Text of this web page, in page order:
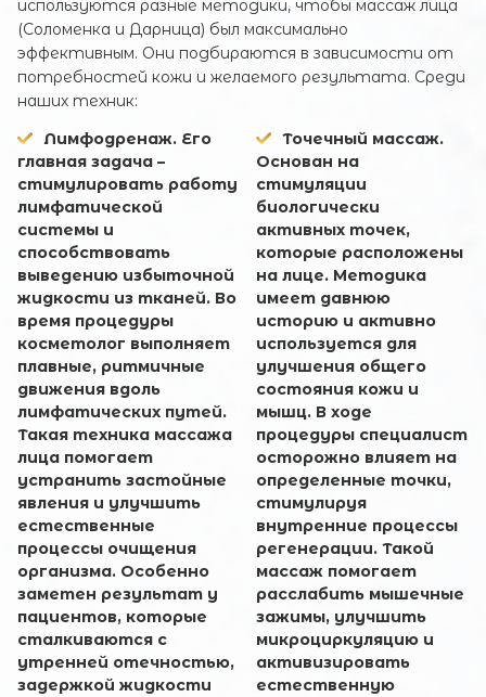
используются разные методики, чтобы массаж лица
(Соломенка и Дарница) был максимально
эффективным. Они подбираются в зависимости от
потребностей кожи и желаемого результата. Среди
наших техник:
Лимфодренаж. Его
главная задача –
стимулировать работу
лимфатической
системы и
способствовать
выведению избыточной
жидкости из тканей. Во
время процедуры
косметолог выполняет
плавные, ритмичные
движения вдоль
лимфатических путей.
Такая техника массажа
лица помогает
устранить застойные
явления и улучшить
естественные
процессы очищения
организма. Особенно
заметен результат у
пациентов, которые
сталкиваются с
утренней отечностью,
задержкой жидкости
Точечный массаж.
Основан на
стимуляции
биологически
активных точек,
которые расположены
на лице. Методика
имеет давнюю
историю и активно
используется для
улучшения общего
состояния кожи и
мышц. В ходе
процедуры специалист
осторожно влияет на
определенные точки,
стимулируя
внутренние процессы
регенерации. Такой
массаж помогает
расслабить мышечные
зажимы, улучшить
микроциркуляцию и
активизировать
естественную